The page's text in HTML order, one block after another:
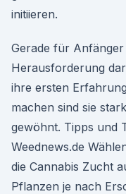
initiieren.
Gerade für
Herausforderung
ihre ersten
machen sind sie
gewöhnt. Tipps und
Weednews.de
die Cannabis Zucht
Pflanzen je nach